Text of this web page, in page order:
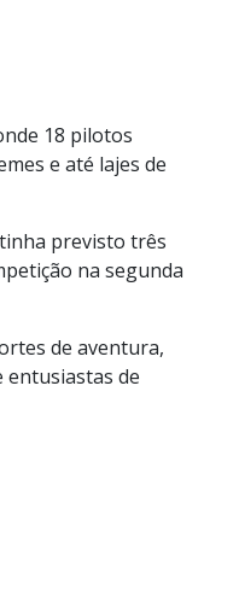
18 pilotos
e até lajes de
previsto três
na segunda
de aventura,
de